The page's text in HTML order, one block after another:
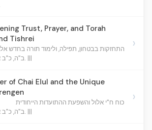
Trust, Prayer, and Torah
Tishrei
התחזקות בבטחון, תפילה, ולימוד תורה בחדש
ב"ה, כ"ב אלול, תשי"ח ברוקלין. |||
›
of Chai Elul and the Unique
כוח ח"י אלול והשפעת ההתועדות הייחודית
ב"ה, כ"ב אלול, תשי"ח ברוקלין. |||
›